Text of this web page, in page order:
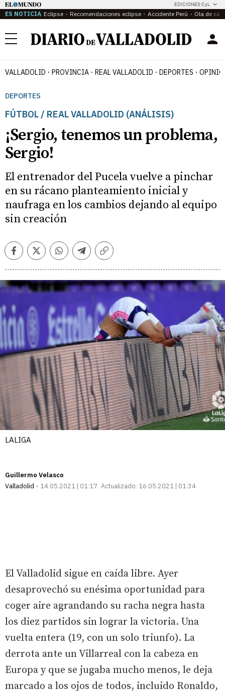
EDICIONES CyL
ES NOTICIA Eclipse Recomendaciones eclipse Accidente Perú Ola de
Menú
VALLADOLID PROVINCIA REAL VALLADOLID DEPORTES
DEPORTES
FÚTBOL / REAL VALLADOLID (ANÁLISIS)
¡Sergio, tenemos un problema,
Sergio!
El entrenador del Pucela vuelve a pinchar
en su rácano planteamiento inicial y
naufraga en los cambios dejando al equipo
sin creación
FacebookTwitterWhatsappTelegramCopiar
LALIGA
Guillermo Velasco
Valladolid
14.05.2021 | 01:17 Actualizado: 16.05.2021 | 01:34
El Valladolid sigue en caída libre. Ayer
desaprovechó su enésima oportunidad para
coger aire agrandando su racha negra hasta
los diez partidos sin lograr la victoria. Una
vuelta entera (19, con un solo triunfo). La
derrota ante un Villarreal con la cabeza en
Europa y que se jugaba mucho menos, le deja
marcado a los ojos de todos, incluido Ronaldo,